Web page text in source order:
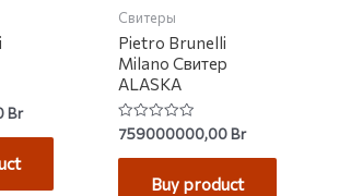
Br
Свитеры
Pietro Brunelli
Milano Свитер
ALASKA
Rated
0
out
759000000,00Br
Buy product